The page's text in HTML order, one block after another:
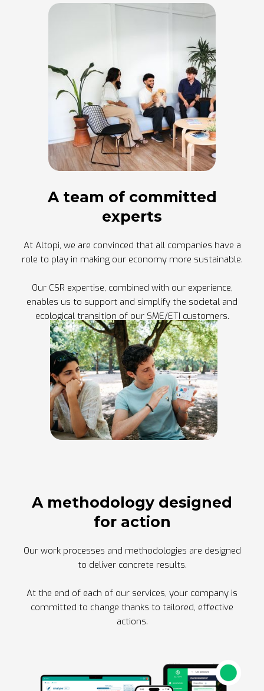
A team of committed
experts
At Altopi, we are convinced that all companies have a
role to play in making our economy more sustainable.
Our CSR expertise, combined with our experience,
enables us to support and simplify the societal and
ecological transition of our SME/ETI customers.
A methodology designed
for action
Our work processes and methodologies are designed
to deliver concrete results.
At the end of each of our services, your company is
committed to change thanks to tailored, effective
actions.